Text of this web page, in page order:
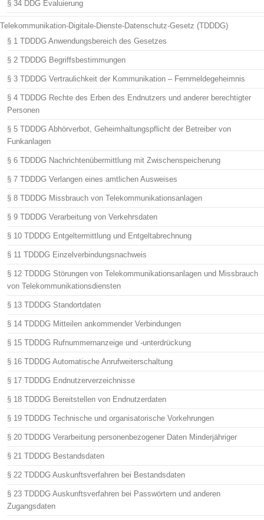
§ 34 DDG Evaluierung
Telekommunikation-Digitale-Dienste-Datenschutz-Gesetz (TDDDG)
§ 1 TDDDG Anwendungsbereich des Gesetzes
§ 2 TDDDG Begriffsbestimmungen
§ 3 TDDDG Vertraulichkeit der Kommunikation – Fernmeldegeheimnis
§ 4 TDDDG Rechte des Erben des Endnutzers und anderer berechtigter
Personen
§ 5 TDDDG Abhörverbot, Geheimhaltungspflicht der Betreiber von
Funkanlagen
§ 6 TDDDG Nachrichtenübermittlung mit Zwischenspeicherung
§ 7 TDDDG Verlangen eines amtlichen Ausweises
§ 8 TDDDG Missbrauch von Telekommunikationsanlagen
§ 9 TDDDG Verarbeitung von Verkehrsdaten
§ 10 TDDDG Entgeltermittlung und Entgeltabrechnung
§ 11 TDDDG Einzelverbindungsnachweis
§ 12 TDDDG Störungen von Telekommunikationsanlagen und Missbrauch
von Telekommunikationsdiensten
§ 13 TDDDG Standortdaten
§ 14 TDDDG Mitteilen ankommender Verbindungen
§ 15 TDDDG Rufnummernanzeige und -unterdrückung
§ 16 TDDDG Automatische Anrufweiterschaltung
§ 17 TDDDG Endnutzerverzeichnisse
§ 18 TDDDG Bereitstellen von Endnutzerdaten
§ 19 TDDDG Technische und organisatorische Vorkehrungen
§ 20 TDDDG Verarbeitung personenbezogener Daten Minderjähriger
§ 21 TDDDG Bestandsdaten
§ 22 TDDDG Auskunftsverfahren bei Bestandsdaten
§ 23 TDDDG Auskunftsverfahren bei Passwörtern und anderen
Zugangsdaten